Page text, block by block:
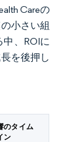
Careの
小さい組
、ROIに
を後押し
のタイム
ン